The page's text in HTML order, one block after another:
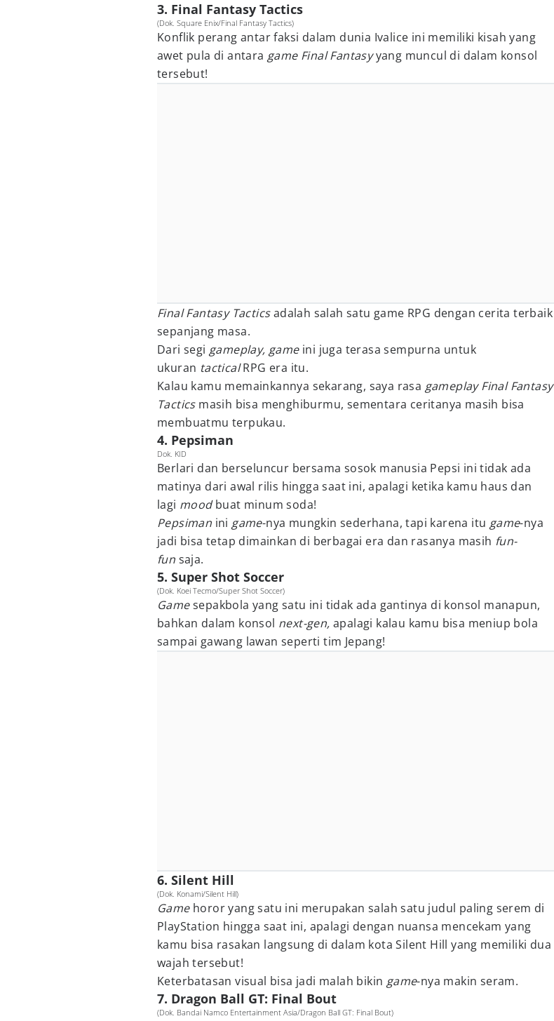
3. Final Fantasy Tactics
(Dok. Square Enix/Final Fantasy Tactics)
Konflik perang antar faksi dalam dunia Ivalice ini memiliki kisah yang
awet pula di antara game Final Fantasyyang muncul di dalam konsol
tersebut!
Final Fantasy Tacticsadalah salah satu game RPG dengan cerita terbaik
sepanjang masa.
Dari segi gameplay, game ini juga terasa sempurna untuk
ukuran tacticalRPG era itu.
Kalau kamu memainkannya sekarang, saya rasa gameplay Final Fantasy
Tactics masih bisa menghiburmu, sementara ceritanya masih bisa
membuatmu terpukau.
4. Pepsiman
Dok. KID
Berlari dan berseluncur bersama sosok manusia Pepsi ini tidak ada
matinya dari awal rilis hingga saat ini, apalagi ketika kamu haus dan
lagi moodbuat minum soda!
Pepsiman ini game-nya mungkin sederhana, tapi karena itu game-nya
jadi bisa tetap dimainkan di berbagai era dan rasanya masih fun-
fun saja.
5. Super Shot Soccer
(Dok. Koei Tecmo/Super Shot Soccer)
Gamesepakbola yang satu ini tidak ada gantinya di konsol manapun,
bahkan dalam konsol next-gen, apalagi kalau kamu bisa meniup bola
sampai gawang lawan seperti tim Jepang!
6. Silent Hill
(Dok. Konami/Silent Hill)
Game horor yang satu ini merupakan salah satu judul paling serem di
PlayStation hingga saat ini, apalagi dengan nuansa mencekam yang
kamu bisa rasakan langsung di dalam kota Silent Hill yang memiliki dua
wajah tersebut!
Keterbatasan visual bisa jadi malah bikin game-nya makin seram.
7. Dragon Ball GT: Final Bout
(Dok. Bandai Namco Entertainment Asia/Dragon Ball GT: Final Bout)